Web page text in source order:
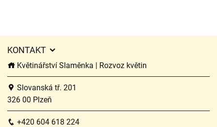
KONTAKT
Květinářství Slaměnka | Rozvoz květin
Slovanská tř. 201
326 00 Plzeň
+420 604 618 224